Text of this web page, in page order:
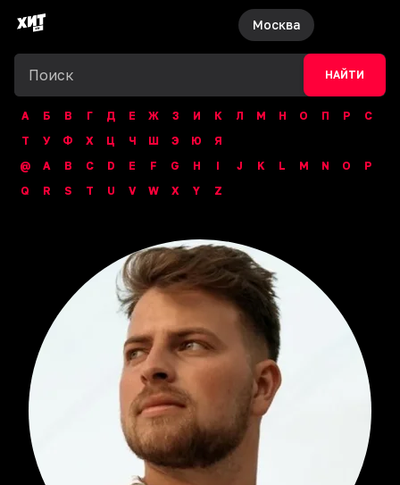
Москва
НАЙТИ
А Б В Г Д Е Ж З И К Л М Н О П Р
С
Т
У Ф Х Ц Ч Ш Э Ю
Я
@
A B C D E F G H I J K L M N O
P
Q
R S T U V W X Y Z